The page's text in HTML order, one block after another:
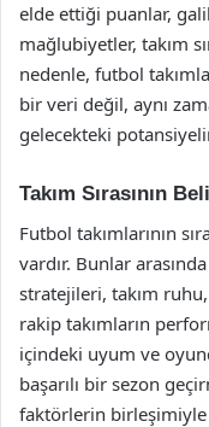
elde ettiği puanlar,
mağlubiyetler, takım
nedenle, futbol
bir veri değil, aynı
gelecekteki
Takım Sırasının
Futbol takımlarının
vardır. Bunlar
stratejileri, takım
rakip takımların
içindeki uyum ve
başarılı bir sezon
faktörlerin